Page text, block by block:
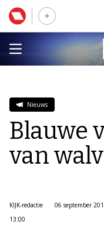
Nieuws
Blauwe
van
KIJK-redactie
06 september
13:00